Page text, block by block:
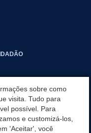
sobre como
visita. Tudo para
possível. Para
e customizá-los,
'Aceitar', você